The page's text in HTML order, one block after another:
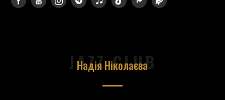
JAZZ CLUB
Надія Ніколаєва